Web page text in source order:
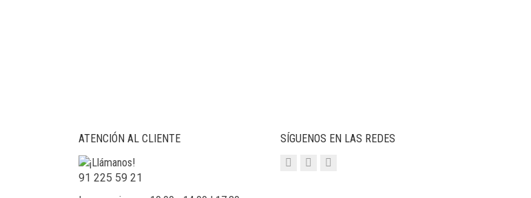
ATENCIÓN AL CLIENTE
91 225 59 21
SÍGUENOS EN LAS REDES